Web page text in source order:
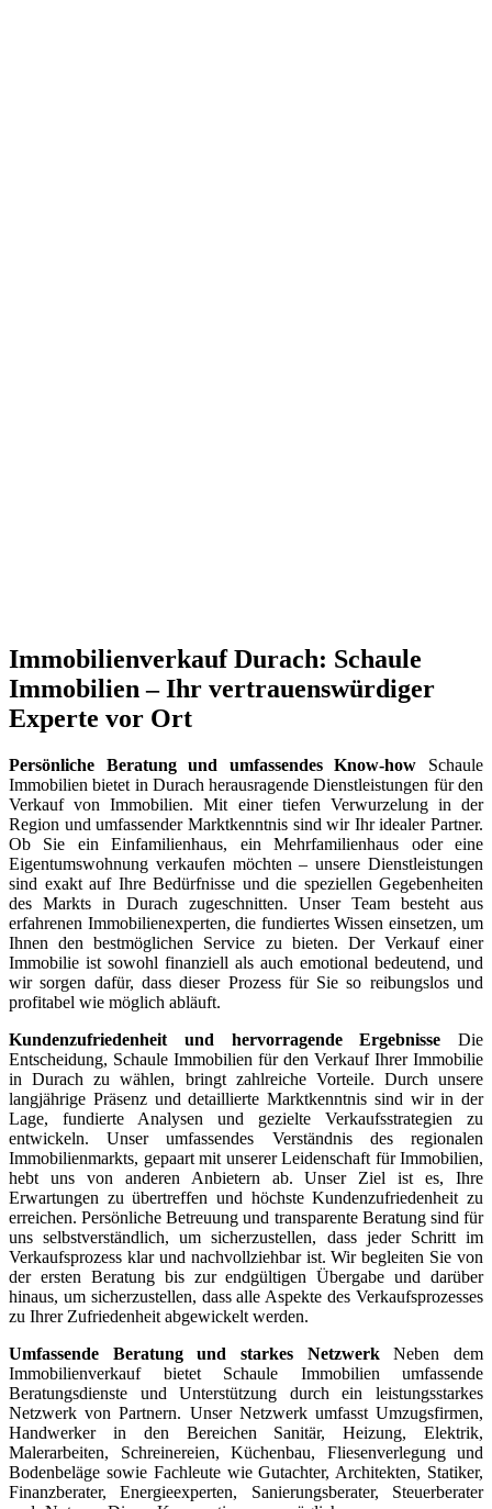
Immobilienverkauf Durach: Schaule
Immobilien – Ihr vertrauenswürdiger
Experte vor Ort
Persönliche Beratung und umfassendes Know-how Schaule
Immobilien bietet in Durach herausragende Dienstleistungen für den
Verkauf von Immobilien. Mit einer tiefen Verwurzelung in der
Region und umfassender Marktkenntnis sind wir Ihr idealer Partner.
Ob Sie ein Einfamilienhaus, ein Mehrfamilienhaus oder eine
Eigentumswohnung verkaufen möchten – unsere Dienstleistungen
sind exakt auf Ihre Bedürfnisse und die speziellen Gegebenheiten
des Markts in Durach zugeschnitten. Unser Team besteht aus
erfahrenen Immobilienexperten, die fundiertes Wissen einsetzen, um
Ihnen den bestmöglichen Service zu bieten. Der Verkauf einer
Immobilie ist sowohl finanziell als auch emotional bedeutend, und
wir sorgen dafür, dass dieser Prozess für Sie so reibungslos und
profitabel wie möglich abläuft.
Kundenzufriedenheit und hervorragende Ergebnisse Die
Entscheidung, Schaule Immobilien für den Verkauf Ihrer Immobilie
in Durach zu wählen, bringt zahlreiche Vorteile. Durch unsere
langjährige Präsenz und detaillierte Marktkenntnis sind wir in der
Lage, fundierte Analysen und gezielte Verkaufsstrategien zu
entwickeln. Unser umfassendes Verständnis des regionalen
Immobilienmarkts, gepaart mit unserer Leidenschaft für Immobilien,
hebt uns von anderen Anbietern ab. Unser Ziel ist es, Ihre
Erwartungen zu übertreffen und höchste Kundenzufriedenheit zu
erreichen. Persönliche Betreuung und transparente Beratung sind für
uns selbstverständlich, um sicherzustellen, dass jeder Schritt im
Verkaufsprozess klar und nachvollziehbar ist. Wir begleiten Sie von
der ersten Beratung bis zur endgültigen Übergabe und darüber
hinaus, um sicherzustellen, dass alle Aspekte des Verkaufsprozesses
zu Ihrer Zufriedenheit abgewickelt werden.
Umfassende Beratung und starkes NetzwerkNeben dem
Immobilienverkauf bietet Schaule Immobilien umfassende
Beratungsdienste und Unterstützung durch ein leistungsstarkes
Netzwerk von Partnern. Unser Netzwerk umfasst Umzugsfirmen,
Handwerker in den Bereichen Sanitär, Heizung, Elektrik,
Malerarbeiten, Schreinereien, Küchenbau, Fliesenverlegung und
Bodenbeläge sowie Fachleute wie Gutachter, Architekten, Statiker,
Finanzberater, Energieexperten, Sanierungsberater, Steuerberater